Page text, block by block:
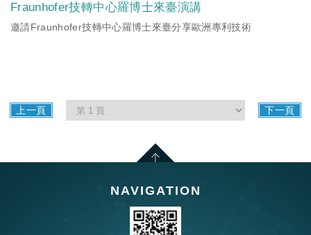
Fraunhofer技轉中心羅博士來臺演講
邀請Fraunhofer技轉中心羅博士來臺分享歐洲專利技術
上一頁 下一頁
NAVIGATION